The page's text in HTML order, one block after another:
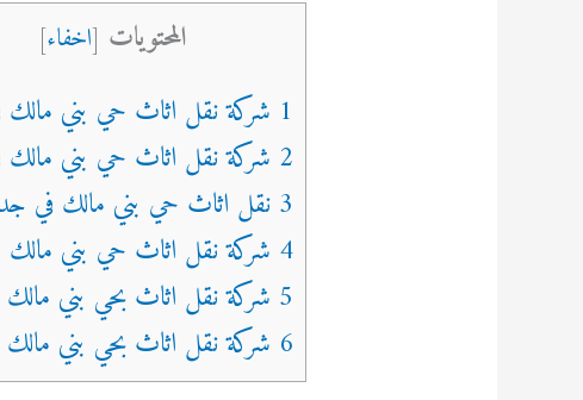
المحتويات [اخفاء]
1 شركة نقل اثاث حي بني مالك في جدة
2 شركة نقل اثاث حي بني مالك في جده
3 نقل اثاث حي بني مالك في جدة
4 شركة نقل اثاث حي بني مالك
5 شركة نقل اثاث بحي بني مالك في جدة
6 شركة نقل اثاث بحي بني مالك جدة